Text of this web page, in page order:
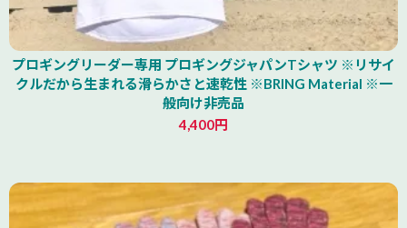
プロギングリーダー専用 プロギングジャパンTシャツ ※リサイ
クルだから生まれる滑らかさと速乾性 ※BRING Material ※一
般向け非売品
4,400円